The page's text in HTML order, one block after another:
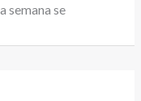
semana se